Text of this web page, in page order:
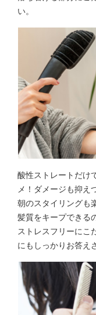
い。
酸性ストレートだけ
メ！ダメージも抑え
朝のスタイリングも
髪質をキープできる
ストレスフリーにこ
にもしっかりお答え